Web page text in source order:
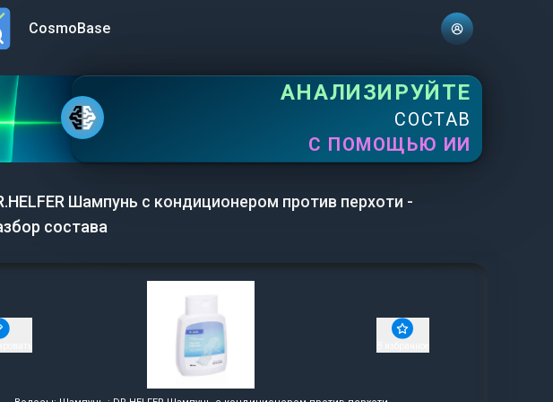
menuCosmoBase
АНАЛИЗИРУЙТЕ
СОСТАВ
С ПОМОЩЬЮ ИИ
Шампунь с кондиционером против перхоти -
состава